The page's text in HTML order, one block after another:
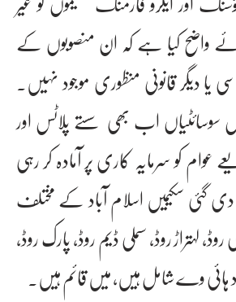
واضح کیا ہے کہ ان منصوبوں کے
یا دیگر قانونی منظوری موجود نہیں۔
اب بھی سستے پلاٹس اور
کو سرمایہ کاری پر آمادہ کر رہی
دی گئی سکیمیں اسلام آباد کے مختلف
لہتراڑ روڈ، سملی ڈیم روڈ، پارک روڈ،
ہائی وے شامل ہیں، میں قائم ہیں۔